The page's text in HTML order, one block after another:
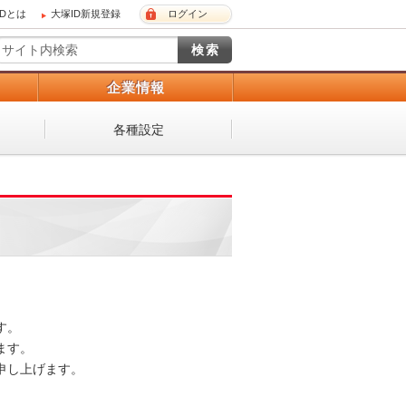
とは 大塚ID新規登録 ログイン
企業情報
各種設定
。
上げます。